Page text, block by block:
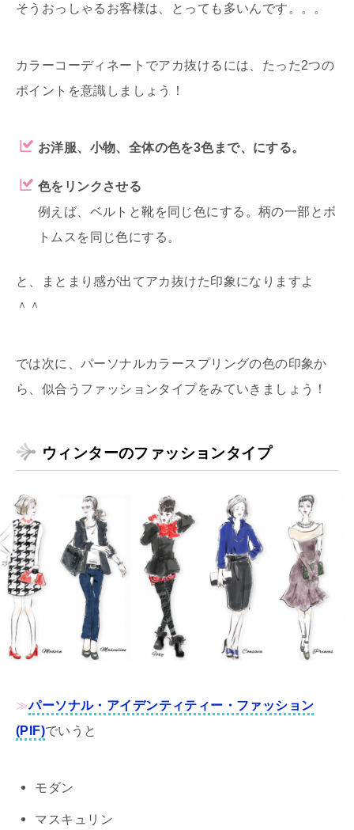
そうおっしゃるお客様は、とっても多いんです。。。
カラーコーディネートでアカ抜けるには、たった2つの
ポイントを意識しましょう！
お洋服、小物、全体の色を3色まで、にする。
色をリンクさせる
例えば、ベルトと靴を同じ色にする。柄の一部とボ
トムスを同じ色にする。
と、まとまり感が出てアカ抜けた印象になりますよ
＾＾
では次に、パーソナルカラースプリングの色の印象か
ら、似合うファッションタイプをみていきましょう！
ウィンターのファッションタイプ
≫パーソナル・アイデンティティー・ファッション
(PIF)でいうと
モダン
マスキュリン